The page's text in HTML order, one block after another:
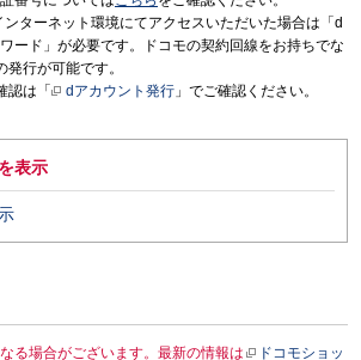
ターネット環境にてアクセスいただいた場合は「d
ード」が必要です。ドコモの契約回線をお持ちでな
行が可能です。
認は「
dアカウント発行 」でご確認ください。
表示
る場合がございます。最新の情報は
ドコモショッ